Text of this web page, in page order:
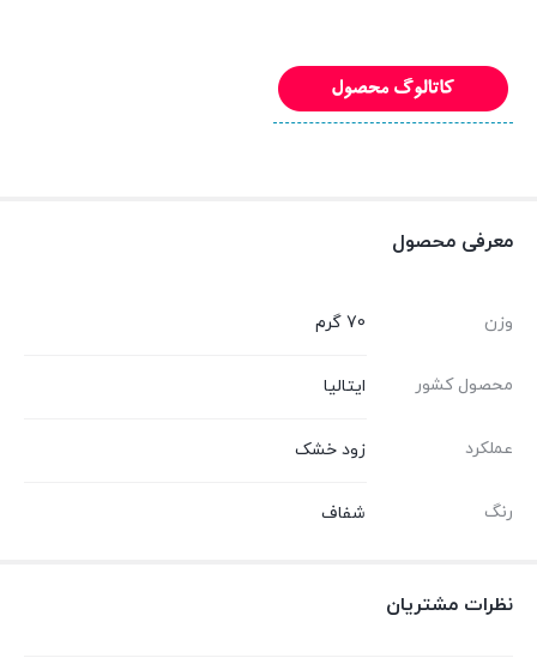
معرفی محصول
وزن 70 گرم
محصول کشور ایتالیا
عملکرد زود خشک
رنگ شفاف
نظرات مشتریان